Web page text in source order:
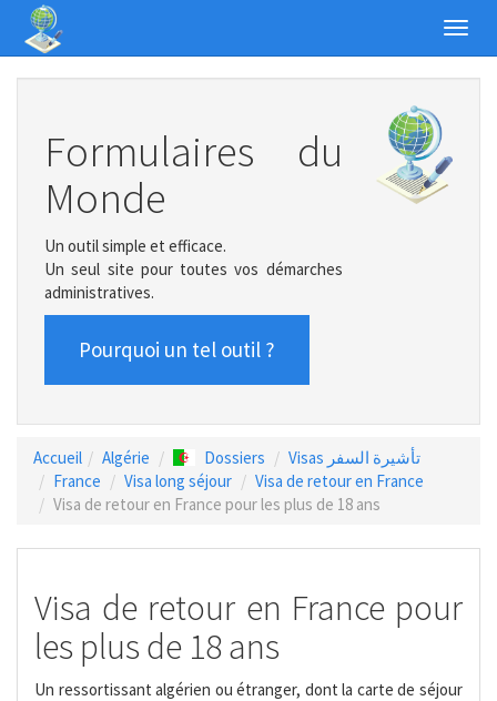
Formulaires du
Monde
Un outil simple et efficace.
Un seul site pour toutes vos démarches
administratives.
Pourquoi un tel outil ?
Accueil Algérie Dossiers
Visas تأشيرة السفر
France
Visa long séjour
Visa de retour en France
Visa de retour en France pour les plus de 18 ans
Visa de retour en France pour
les plus de 18 ans
Un ressortissant algérien ou étranger, dont la carte de séjour